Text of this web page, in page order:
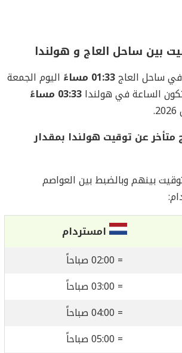
بين ساحل العاج و هولندا
ساحل العاج01:33 مساءً
اليوم الجمعة
03:33 مساءً
عن توقيت هولندا بمقدار
بينهم وبالضبط بين العواصم
امستردام
= 02:00 صباحاً
= 03:00 صباحاً
= 04:00 صباحاً
= 05:00 صباحاً